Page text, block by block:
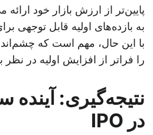
پایین‌تر از ارزش بازار خود
به بازده‌های اولیه قابل توجهی
با این حال، مهم است که
را فراتر از افزایش اولیه در نظر
نتیجه‌گیری: آینده
در IPO